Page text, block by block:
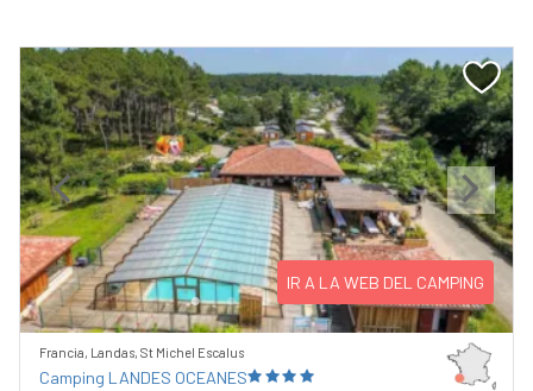
Previous Next
IR A LA WEB DEL CAMPING
Francia, Landas, St Michel Escalus
Camping LANDES OCEANES